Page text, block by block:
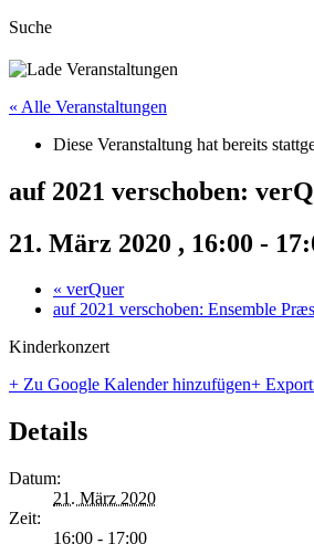
Suche
« Alle Veranstaltungen
Diese Veranstaltung hat bereits
auf 2021 verschoben:
21. März 2020 , 16:00 -
« verQuer
auf 2021 verschoben: Ensemble
Kinderkonzert
+ Zu Google Kalender hinzufügen+
Details
Datum:
21. März 2020
Zeit:
16:00 - 17:00